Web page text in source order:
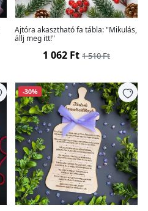
Ajtóra akasztható fa tábla: "Mikulás,
állj meg itt!"
1 062 Ft 1 510 Ft
-30%